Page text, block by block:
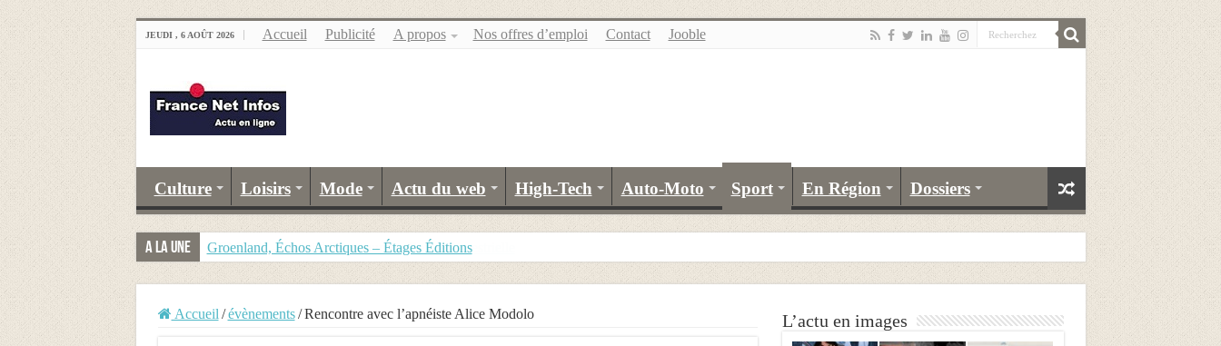
JEUDI , 6 AOÛT 2026 Accueil Publicité A propos Nos offres d’emploi Contact Jooble
Culture Loisirs Mode Actu du web High-Tech Auto-Moto Sport En Région Dossiers
A la Une Groenland, Échos Arctiques – Étages Éditions
Accueil / évènements / Rencontre avec l’apnéiste Alice Modolo L’actu en images